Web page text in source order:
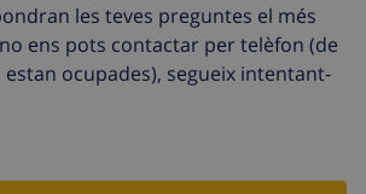
Inclòs per persona
17,59 USD per persona , A pagar a
l’arribada
les teves preguntes el més
ens pots contactar per telèfon (de
estan ocupades), segueix intentant-